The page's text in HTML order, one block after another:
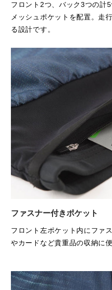
着用：Lサイズ
156cm / 46kg
フロント2つ、バック3つの計
メッシュポケットを配置。走
る設計です。
ファスナー付きポケット
フロント左ポケット内にファ
やカードなど貴重品の収納に便